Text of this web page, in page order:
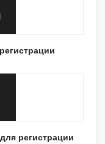
регистрации